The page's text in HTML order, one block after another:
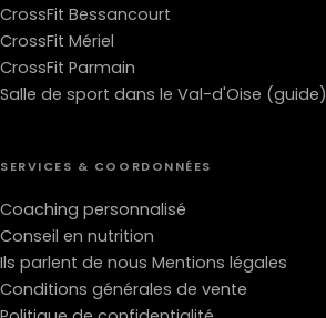
CrossFit Bessancourt
CrossFit Mériel
CrossFit Parmain
Salle de sport dans le Val-d'Oise (guide)
SERVICES & COORDONNÉES
Coaching personnalisé
Conseil en nutrition
Ils parlent de nous Mentions légales
Conditions générales de vente